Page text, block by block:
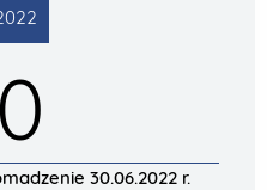
30.06.2022 r.